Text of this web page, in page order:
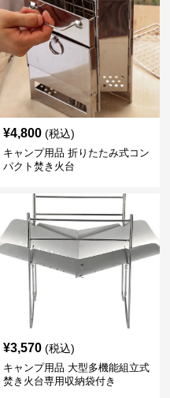
¥4,800 (税込)
キャンプ用品 折りたたみ式コン
パクト焚き火台
¥3,570 (税込)
キャンプ用品 大型多機能組立式
焚き火台専用収納袋付き